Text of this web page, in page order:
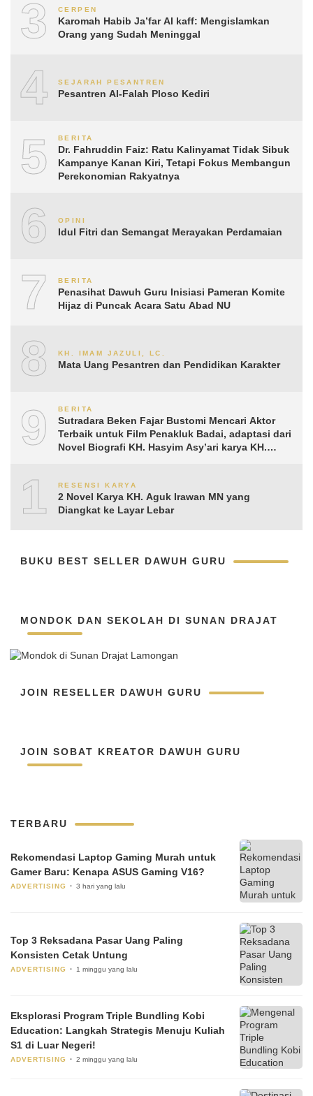
3 CERPEN
Karomah Habib Ja’far Al kaff: Mengislamkan
Orang yang Sudah Meninggal
4 SEJARAH PESANTREN
Pesantren Al-Falah Ploso Kediri
5 BERITA
Dr. Fahruddin Faiz: Ratu Kalinyamat Tidak Sibuk
Kampanye Kanan Kiri, Tetapi Fokus Membangun
Perekonomian Rakyatnya
6 OPINI
Idul Fitri dan Semangat Merayakan Perdamaian
7 BERITA
Penasihat Dawuh Guru Inisiasi Pameran Komite
Hijaz di Puncak Acara Satu Abad NU
8 KH. IMAM JAZULI, LC.
Mata Uang Pesantren dan Pendidikan Karakter
9 BERITA
Sutradara Beken Fajar Bustomi Mencari Aktor
Terbaik untuk Film Penakluk Badai, adaptasi dari
Novel Biografi KH. Hasyim Asy’ari karya KH.
10RESENSI KARYA
2 Novel Karya KH. Aguk Irawan MN yang
Diangkat ke Layar Lebar
BUKU BEST SELLER DAWUH GURU
MONDOK DAN SEKOLAH DI SUNAN DRAJAT
JOIN RESELLER DAWUH GURU
JOIN SOBAT KREATOR DAWUH GURU
TERBARU
Rekomendasi Laptop Gaming Murah untuk
Gamer Baru: Kenapa ASUS Gaming V16?
ADVERTISING 3 hari yang lalu
Top 3 Reksadana Pasar Uang Paling
Konsisten Cetak Untung
ADVERTISING 1 minggu yang lalu
Eksplorasi Program Triple Bundling Kobi
Education: Langkah Strategis Menuju Kuliah
S1 di Luar Negeri!
ADVERTISING 2 minggu yang lalu